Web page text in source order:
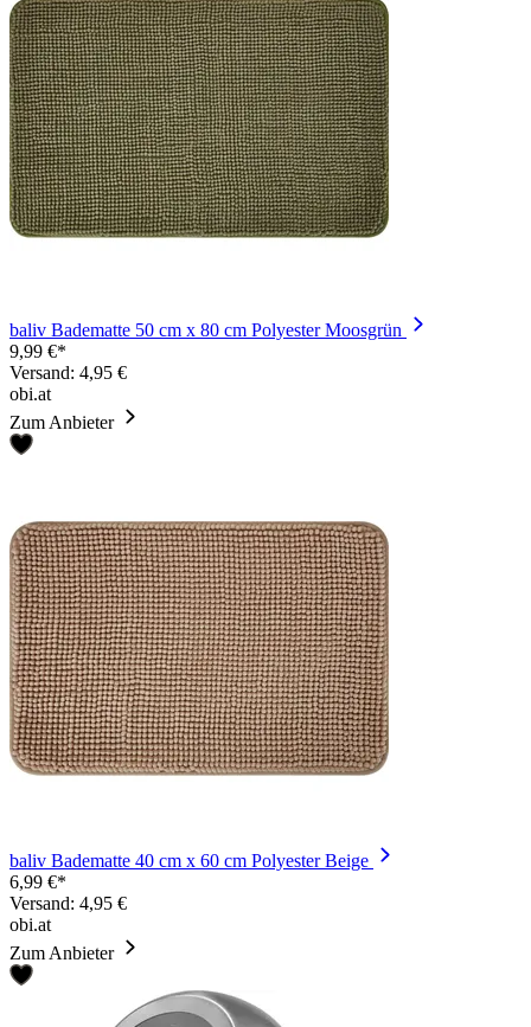
baliv Badematte 50 cm x 80 cm Polyester Moosgrün
9,99 €*
Versand: 4,95 €
obi.at
Zum Anbieter
baliv Badematte 40 cm x 60 cm Polyester Beige
6,99 €*
Versand: 4,95 €
obi.at
Zum Anbieter